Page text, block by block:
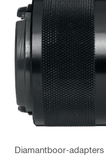
Diamantboor-adapters